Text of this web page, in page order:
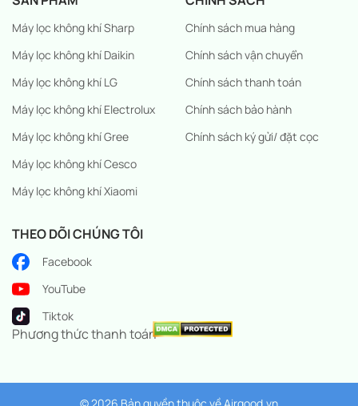
Máy lọc không khí Sharp
Máy lọc không khí Daikin
Máy lọc không khí LG
Máy lọc không khí Electrolux
Máy lọc không khí Gree
Máy lọc không khí Cesco
Máy lọc không khí Xiaomi
Chính sách mua hàng
Chính sách vận chuyển
Chính sách thanh toán
Chính sách bảo hành
Chính sách ký gửi/ đặt cọc
THEO DÕI CHÚNG TÔI
Facebook
YouTube
Tiktok
Phương thức thanh toán